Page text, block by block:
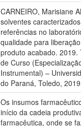
CARNEIRO, Marisiane
solventes
referências no
qualidade para
produto acabado. 2019.
de Curso
Instrumental) –
do Paraná, Toledo,
Os insumos
início da cadeia
farmacêutica, onde se